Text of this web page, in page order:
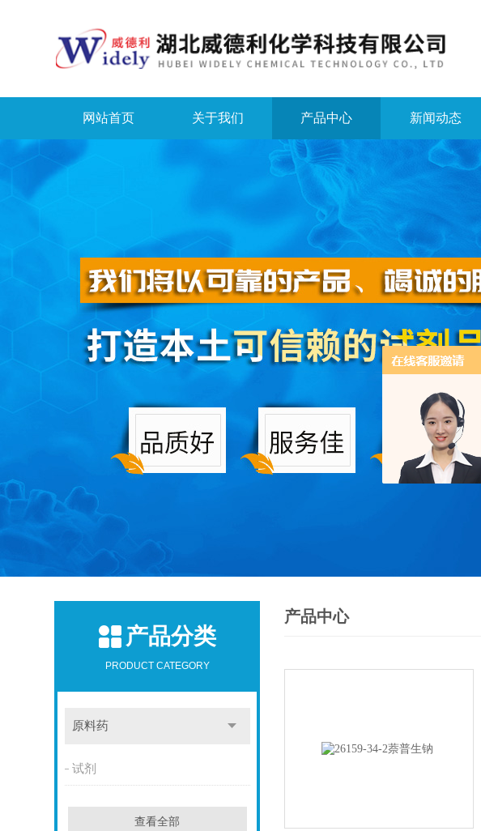
网站首页 关于我们 产品中心 新闻动态
产品分类
PRODUCT CATEGORY
原料药
试剂
查看全部
产品中心